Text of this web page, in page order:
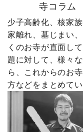
屋”です。 卒塔婆に関する
疑問をわかりやすく
しながら、 住職・寺
けの有益な情報や
長の日常まで発信
@sotoubaya140 ご相談は
DM・公式LINEか
軽にどうぞ📩 #やじ社長 #
卒塔婆 #卒塔婆屋さ
の出町 婿社長
寺コラム
少子高齢化、核家
家離れ、墓じまい
くのお寺が直面し
題に対して、様々
ら、これからのお
方などをまとめてい